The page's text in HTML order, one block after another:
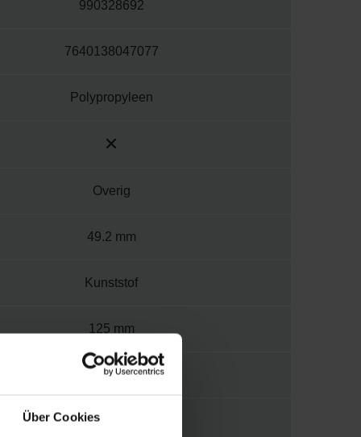
Über Cookies
990328692
7640138047077
Polypropyleen
Overig
49.2 mm
Kunststof
125 mm
10 mm